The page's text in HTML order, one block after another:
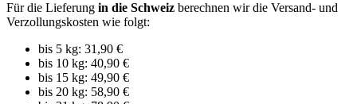
Für die Lieferung in die Schweiz berechnen wir die Versand- und
Verzollungskosten wie folgt:
bis 5 kg: 31,90 €
bis 10 kg: 40,90 €
bis 15 kg: 49,90 €
bis 20 kg: 58,90 €